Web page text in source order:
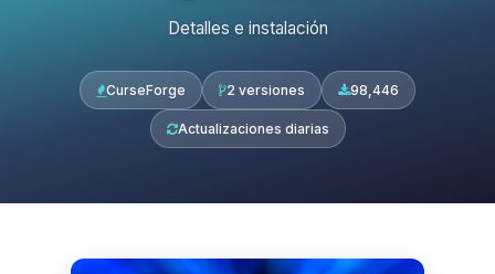
Detalles e instalación
CurseForge 2 versiones 98,446
Actualizaciones diarias